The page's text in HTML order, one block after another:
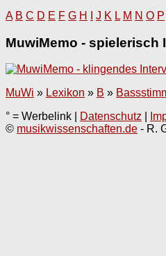
A B C D E F G H J K L M N O P
MuwiMemo - spielerisch
MuWi » Lexikon » B »
° = Werbelink |
Datenschutz
© musikwissenschaften.de - R.